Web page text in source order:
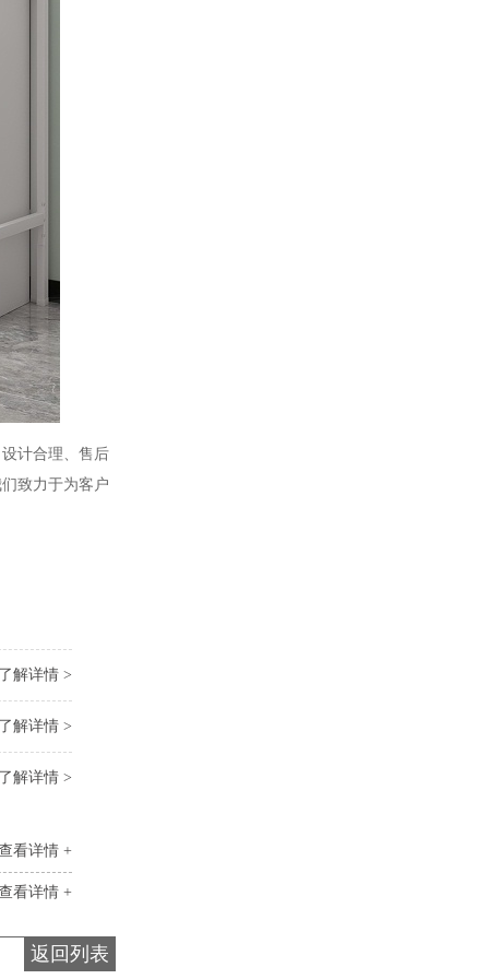
计合理、售后
致力于为客户
解详情 >
解详情 >
解详情 >
看详情 +
看详情 +
返回列表